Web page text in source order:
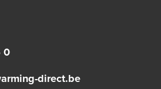
0
direct.be